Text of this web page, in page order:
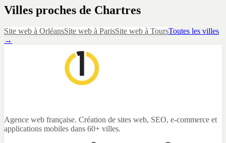
Villes proches de Chartres
Site web à OrléansSite web à ParisSite web à ToursToutes les villes
→
Agence web française. Création de sites web, SEO, e-commerce et
applications mobiles dans 60+ villes.